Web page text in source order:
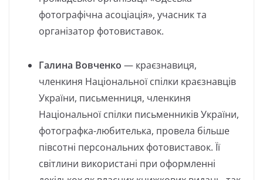
фотографічна асоціація», учасник та
організатор фотовиставок.
Галина Вовченко — краєзнавиця,
членкиня Національної спілки краєзнавців
України, письменниця, членкиня
Національної спілки письменників України,
фотографка-любителька, провела більше
півсотні персональних фотовиставок. Її
світлини використані при оформленні